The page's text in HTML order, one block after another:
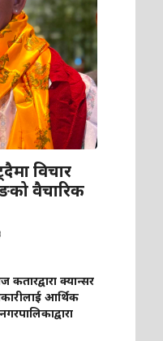
विचार
वैचारिक
क्यान्सर
आर्थिक